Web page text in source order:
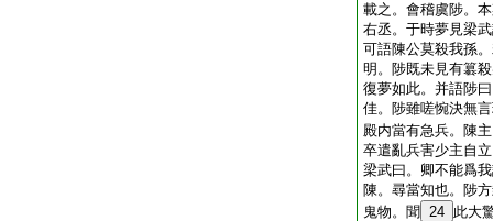
載之。會稽虞陟。
右丞。于時夢見梁
可語陳公莫殺我孫
明。陟既未見有簒
復夢如此。并語陟
佳。陟雖嗟惋決無
殿内當有急兵。陳
卒遣亂兵害少主自
梁武曰。卿不能爲
陳。尋當知也。陟
鬼物。聞 24 此大